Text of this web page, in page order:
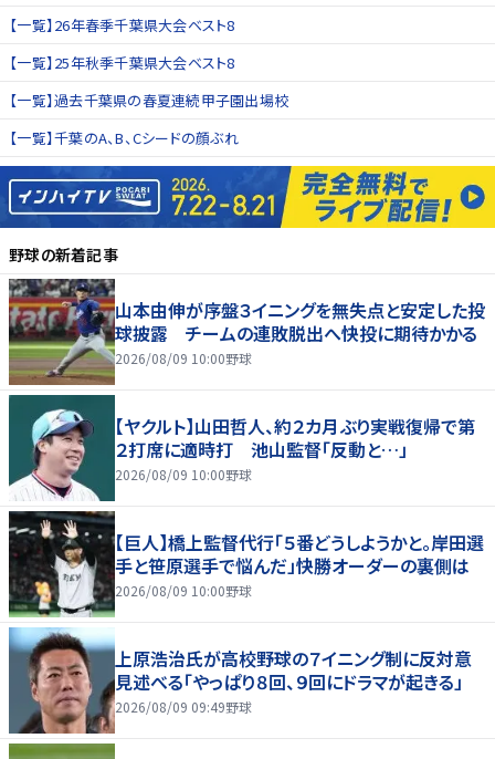
【一覧】26年春季千葉県大会ベスト8
【一覧】25年秋季千葉県大会ベスト8
【一覧】過去千葉県の春夏連続甲子園出場校
【一覧】千葉のA、B、Cシードの顔ぶれ
野球の新着記事
山本由伸が序盤３イニングを無失点と安定した投
球披露 チームの連敗脱出へ快投に期待かかる
2026/08/09 10:00野球
【ヤクルト】山田哲人、約２カ月ぶり実戦復帰で第
２打席に適時打 池山監督「反動と…」
2026/08/09 10:00野球
【巨人】橋上監督代行「５番どうしようかと。岸田選
手と笹原選手で悩んだ」快勝オーダーの裏側は
2026/08/09 10:00野球
上原浩治氏が高校野球の７イニング制に反対意
見述べる「やっぱり８回、９回にドラマが起きる」
2026/08/09 09:49野球